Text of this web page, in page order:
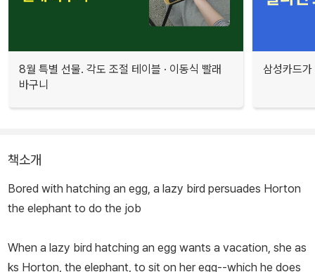
8월 특별 선물. 각도 조절 테이블 · 이동식 빨래
바구니
삼성카드
책소개
Bored with hatching an egg, a lazy bird persuades Horton
the elephant to do the job
When a lazy bird hatching an egg wants a vacation, she as
ks Horton, the elephant, to sit on her egg--which he does